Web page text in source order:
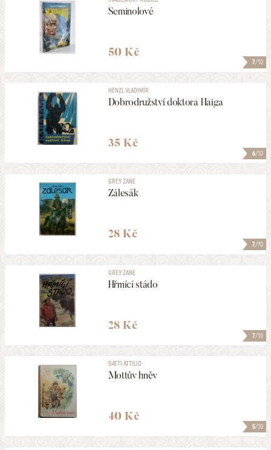
7/10
Seminolové
50 Kč
6/10
HENZL VLADIMÍR
Dobrodružství doktora Haiga
35 Kč
7/10
GREY ZANE
Zálesák
28 Kč
7/10
GREY ZANE
Hřmící stádo
28 Kč
5/10
GATTI ATTILIO
Mottův hněv
40 Kč